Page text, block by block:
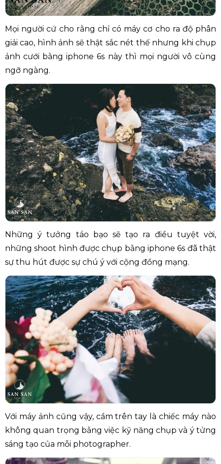
Mọi người cứ cho rằng chỉ có máy cơ cho ra độ phân
giải cao, hình ảnh sẽ thật sắc nét thế nhưng khi chụp
ảnh cưới bằng iphone 6s này thì mọi người vô cùng
ngỡ ngàng.
Những ý tưởng táo bạo sẽ tạo ra điều tuyệt vời,
những shoot hình được chụp bằng iphone 6s đã thật
sự thu hút được sự chú ý với cộng đồng mạng.
Với máy ảnh cũng vậy, cầm trên tay là chiếc máy nào
không quan trọng bằng việc kỹ năng chụp và ý tửng
sáng tạo của mỗi photographer.